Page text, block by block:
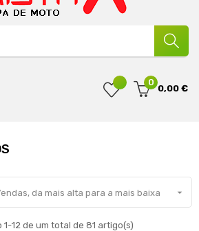
0
0,00 €
da mais alta para a mais baixa 
1-12 de um total de 81 artigo(s)